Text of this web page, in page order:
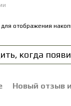
для отображения
когда
Новый отзыв